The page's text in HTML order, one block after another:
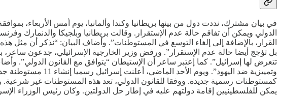
الدولي ويمكن أن تفاقم حالة عدم الإستقرار. وقالت بريطانيا ‌وبلجيكا والدنمارك
القرار، بالإضافة إلى إلغاء التوسع ​في المستوطنات”. وأضاف البيان: “نذكر أن مثل
بل تؤجج أيضا حالة عدم الإستقرار”. ورفض وزير الخارجية الإسرائيلي، جدعون ساعر،
تتعرض لها إسرائيل”. كما إعتبر ساعر أن الإستيطان “يتوافق مع القانون الدولي”.
كمستوطنات رسمية جديدة. ووفقا للقانون الدولي، تعد هذه المستوطنات غير شرعية.
يمكن للفلسطينيين إقامة دولتهم عليه في إطار حل الدولتين. وكان رئيس الوزراء